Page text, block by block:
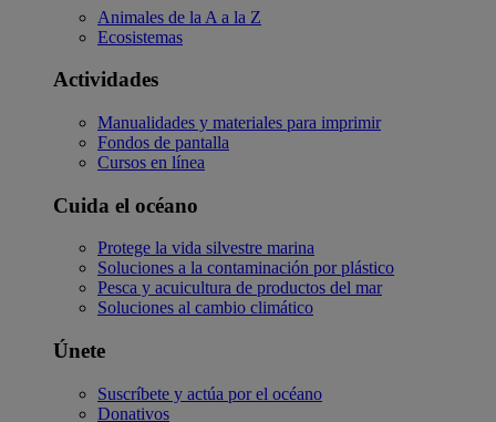
Animales de la A a la Z
Ecosistemas
Actividades
Manualidades y materiales para imprimir
Fondos de pantalla
Cursos en línea
Cuida el océano
Protege la vida silvestre marina
Soluciones a la contaminación por plástico
Pesca y acuicultura de productos del mar
Soluciones al cambio climático
Únete
Suscríbete y actúa por el océano
Donativos